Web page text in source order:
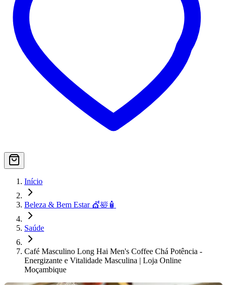
Início
Beleza & Bem Estar 💇🛀🧴
Saúde
Café Masculino Long Hai Men's Coffee Chá Potência -
Energizante e Vitalidade Masculina | Loja Online
Moçambique